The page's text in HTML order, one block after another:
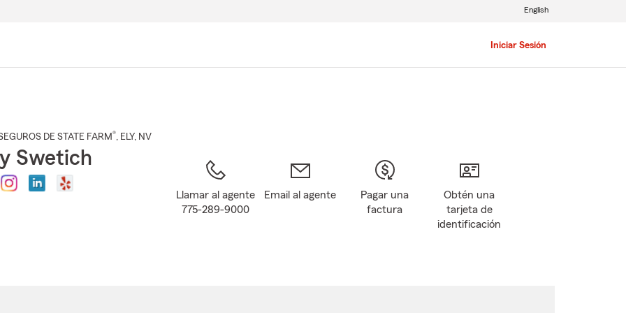
Iniciar Sesión
English
DE STATE FARM®, ELY, NV
Swetich
Llamar al agente
775-289-9000
Email al agente
Pagar una
factura
Obtén una
tarjeta de
identificación